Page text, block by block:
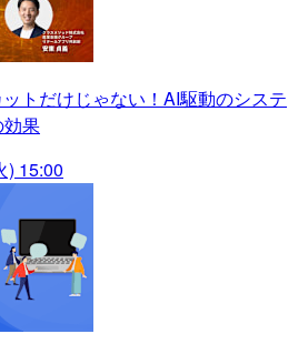
ットだけじゃない！AI駆動のシステ
果
) 15:00